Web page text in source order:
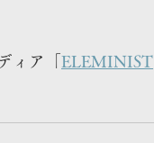
ィア「 ELEMINIST